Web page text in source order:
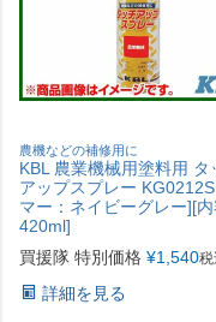
農機などの補修用に
KBL 農業機械用塗料用 タ
アップスプレー
マー：ネイビーグレー][
420ml]
買援隊 特別価格 ¥1,540税
詳細を見る